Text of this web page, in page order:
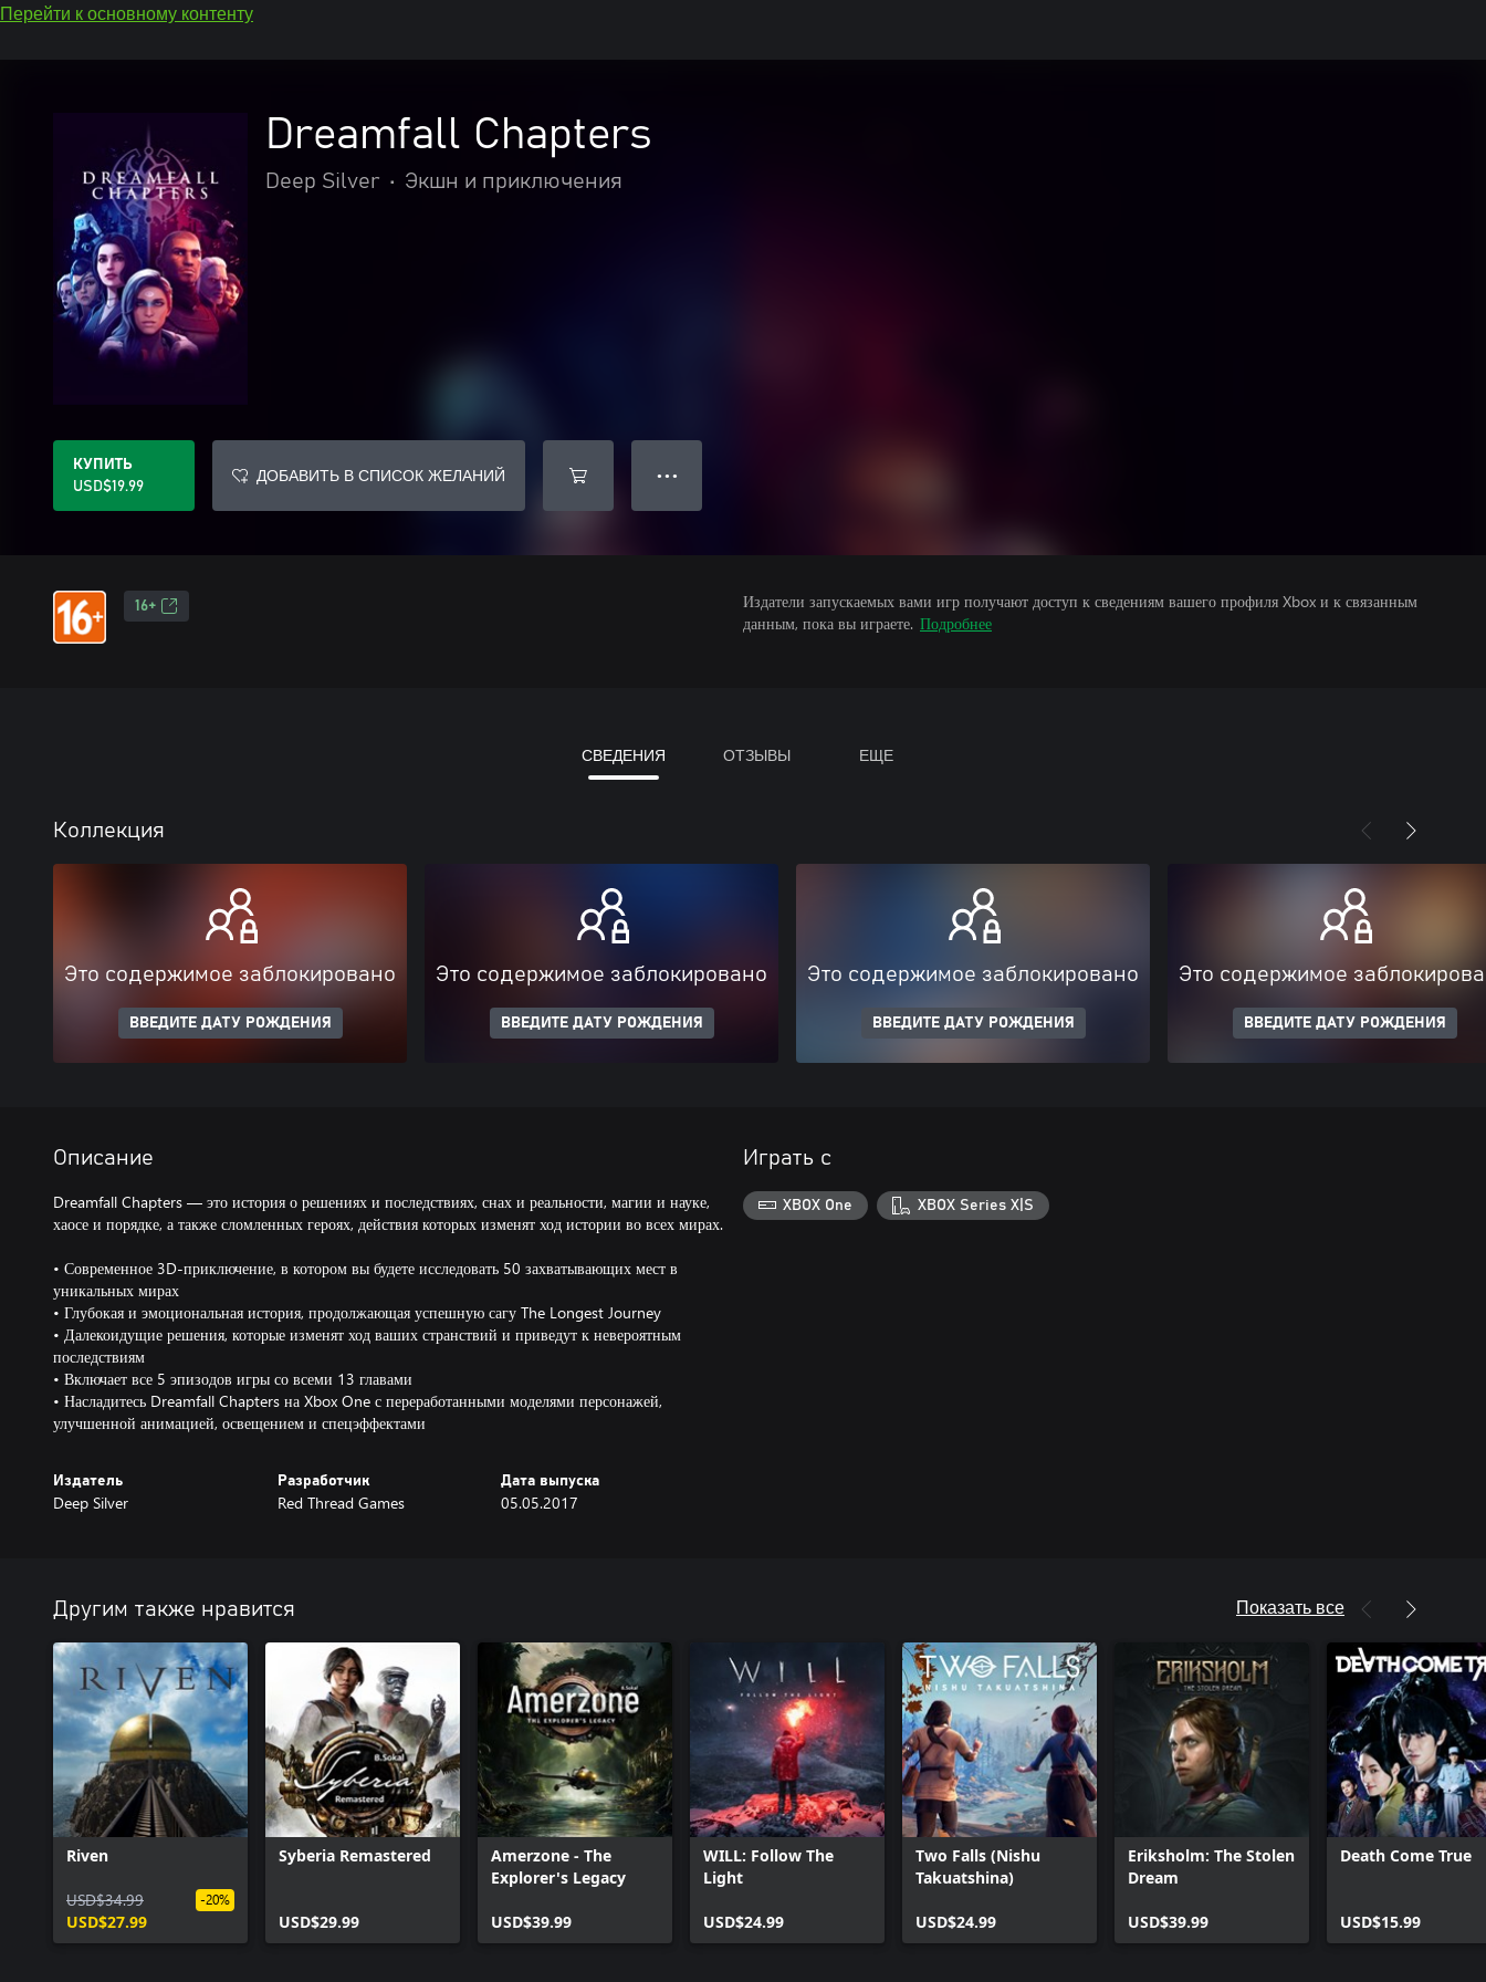
Перейти к основному контенту
Dreamfall Chapters
Deep Silver • Экшн и приключения
КУПИТЬ
USD$19.99
ДОБАВИТЬ В СПИСОК ЖЕЛАНИЙ ● ● ●
16+
Издатели запускаемых вами игр получают доступ к сведениям вашего профиля Xbox и к связанным
данным, пока вы играете. Подробнее
СВЕДЕНИЯ ОТЗЫВЫ ЕЩЕ
Коллекция
Это содержимое заблокировано
ВВЕДИТЕ ДАТУ РОЖДЕНИЯ
Это содержимое заблокировано
ВВЕДИТЕ ДАТУ РОЖДЕНИЯ
Это содержимое заблокировано
ВВЕДИТЕ ДАТУ РОЖДЕНИЯ
Это содержимое
ВВЕДИТЕ ДАТУ РОЖДЕНИЯ
Описание
Dreamfall Chapters — это история о решениях и последствиях, снах и реальности, магии и науке,
хаосе и порядке, а также сломленных героях, действия которых изменят ход истории во всех мирах.
• Современное 3D-приключение, в котором вы будете исследовать 50 захватывающих мест в
уникальных мирах
• Глубокая и эмоциональная история, продолжающая успешную сагу The Longest Journey
• Далекоидущие решения, которые изменят ход ваших странствий и приведут к невероятным
последствиям
• Включает все 5 эпизодов игры со всеми 13 главами
• Насладитесь Dreamfall Chapters на Xbox One с переработанными моделями персонажей,
улучшенной анимацией, освещением и спецэффектами
Издатель
Deep Silver
Разработчик
Red Thread Games
Дата выпуска
05.05.2017
Играть с
XBOX One XBOX Series X|S
Другим также нравится Показать все
Riven
USD$34.99
USD$27.99
-20%
Syberia Remastered
USD$29.99
Amerzone - The
Explorer's Legacy
USD$39.99
WILL: Follow The
Light
USD$24.99
Two Falls (Nishu
Takuatshina)
USD$24.99
Eriksholm: The Stolen
Dream
USD$39.99
Death Come True
USD$15.99